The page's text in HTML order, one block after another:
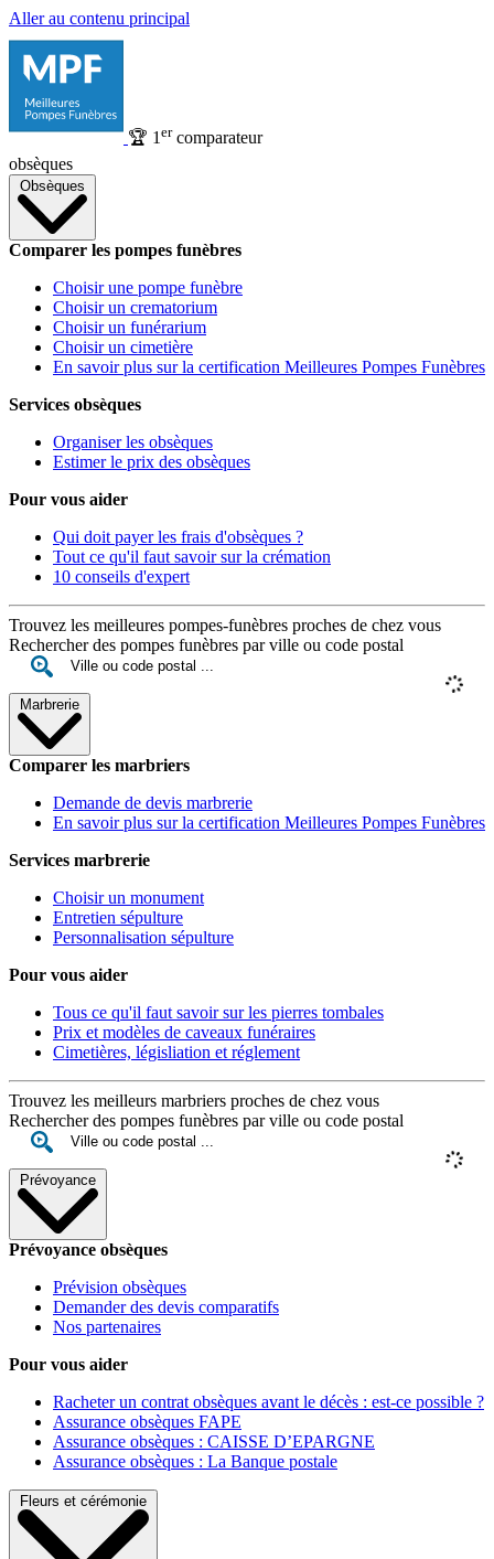
Aller au contenu principal
🏆 1 ercomparateur
obsèques
Obsèques
Comparer les pompes funèbres
Choisir une pompe funèbre
Choisir un crematorium
Choisir un funérarium
Choisir un cimetière
En savoir plus sur la certification Meilleures Pompes Funèbres
Services obsèques
Organiser les obsèques
Estimer le prix des obsèques
Pour vous aider
Qui doit payer les frais d'obsèques ?
Tout ce qu'il faut savoir sur la crémation
10 conseils d'expert
Trouvez les meilleures pompes-funèbres proches de chez vous
Rechercher des pompes funèbres par ville ou code postal
Marbrerie
Comparer les marbriers
Demande de devis marbrerie
En savoir plus sur la certification Meilleures Pompes Funèbres
Services marbrerie
Choisir un monument
Entretien sépulture
Personnalisation sépulture
Pour vous aider
Tous ce qu'il faut savoir sur les pierres tombales
Prix et modèles de caveaux funéraires
Cimetières, législiation et réglement
Trouvez les meilleurs marbriers proches de chez vous
Rechercher des pompes funèbres par ville ou code postal
Prévoyance
Prévoyance obsèques
Prévision obsèques
Demander des devis comparatifs
Nos partenaires
Pour vous aider
Racheter un contrat obsèques avant le décès : est-ce possible ?
Assurance obsèques FAPE
Assurance obsèques : CAISSE D’EPARGNE
Assurance obsèques : La Banque postale
Fleurs et cérémonie